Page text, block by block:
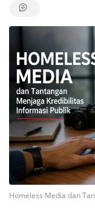
Homeless Media dan